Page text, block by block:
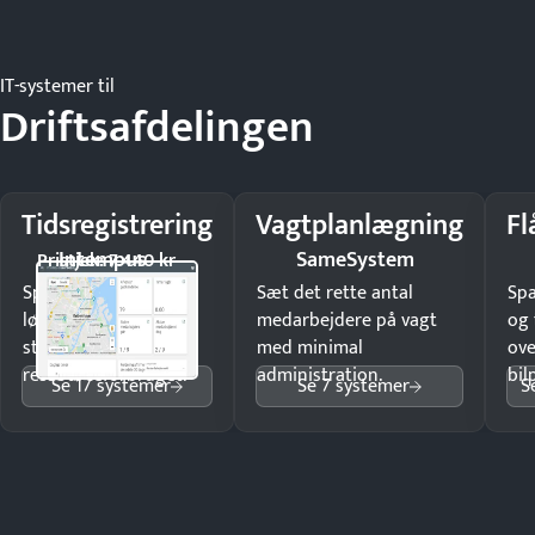
IT-systemer til
Driftsafdelingen
Tidsregistrering
Intempus
Pristjek: 7.440 kr
Spar tid på
lønberegning og få
styr på
ressourceforbruget.
Se 17 systemer
Vagtplanlægning
SameSystem
Sæt det rette antal
medarbejdere på vagt
med minimal
administration.
Se 7 systemer
og